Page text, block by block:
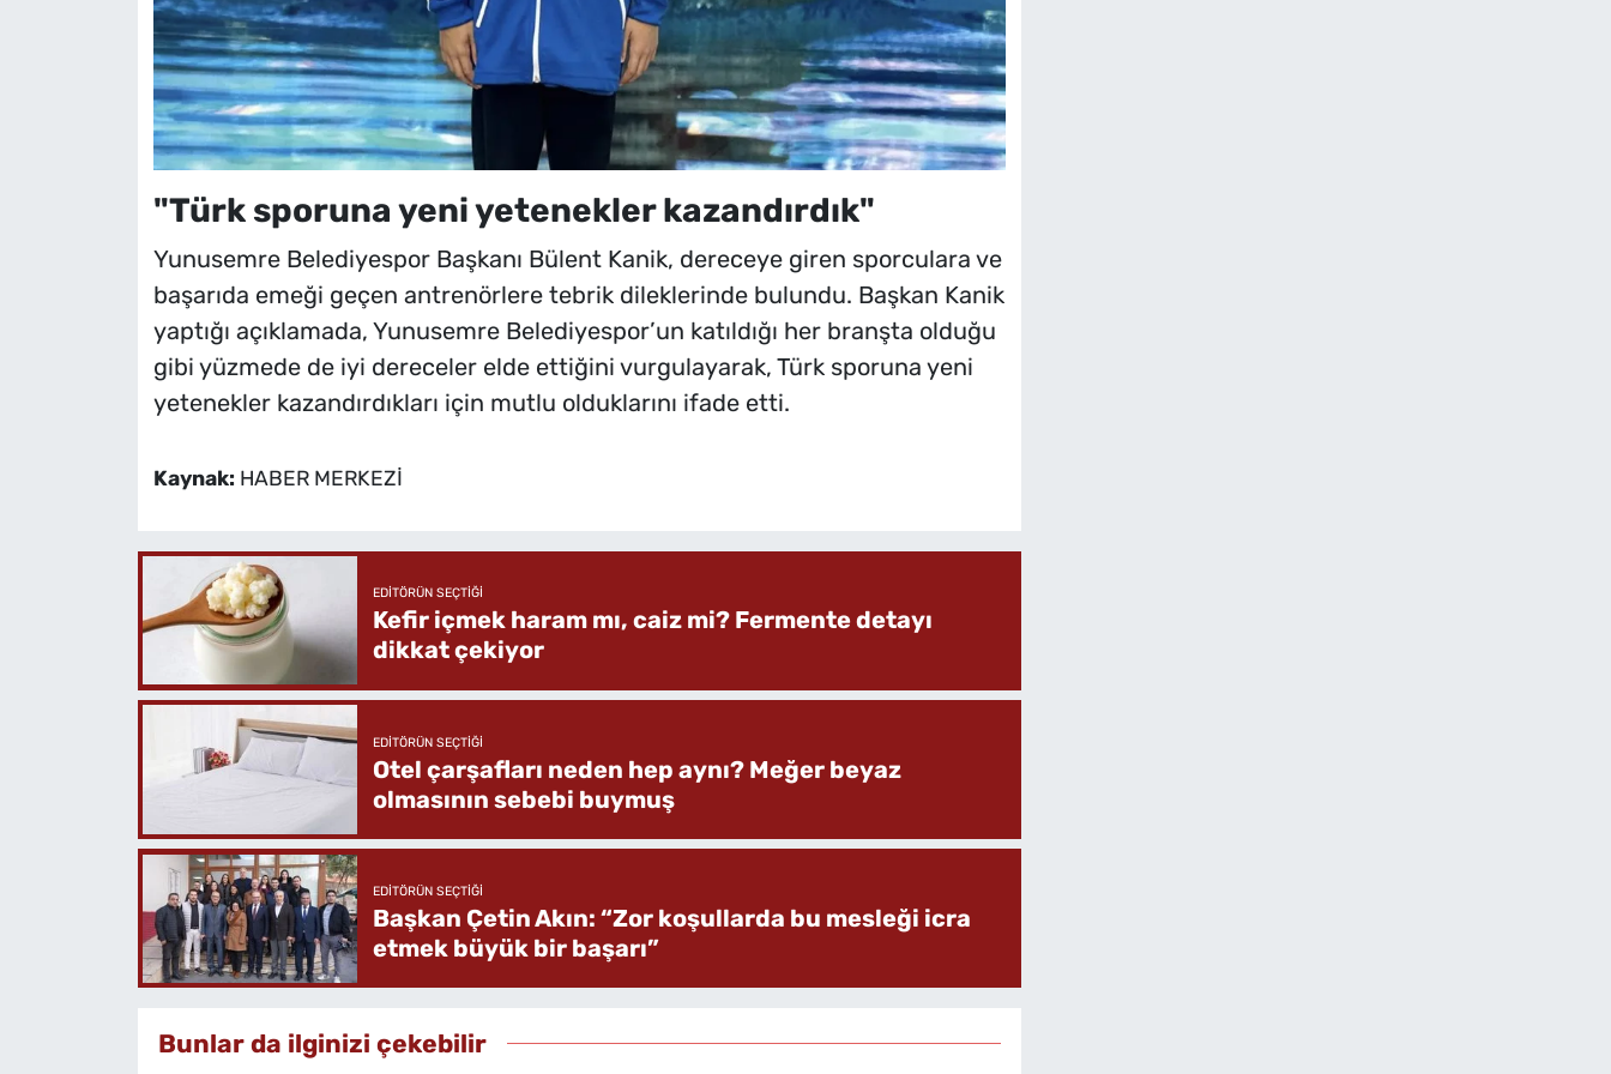
"Türk sporuna yeni yetenekler kazandırdık"
Yunusemre Belediyespor Başkanı Bülent Kanik, dereceye giren sporculara ve
başarıda emeği geçen antrenörlere tebrik dileklerinde bulundu. Başkan Kanik
yaptığı açıklamada, Yunusemre Belediyespor’un katıldığı her branşta olduğu
gibi yüzmede de iyi dereceler elde ettiğini vurgulayarak, Türk sporuna yeni
yetenekler kazandırdıkları için mutlu olduklarını ifade etti.
Kaynak: HABER MERKEZİ
EDITÖRÜN SEÇTIĞI
Kefir içmek haram mı, caiz mi? Fermente detayı
dikkat çekiyor
EDITÖRÜN SEÇTIĞI
Otel çarşafları neden hep aynı? Meğer beyaz
olmasının sebebi buymuş
EDITÖRÜN SEÇTIĞI
Başkan Çetin Akın: “Zor koşullarda bu mesleği icra
etmek büyük bir başarı”
Bunlar da ilginizi çekebilir